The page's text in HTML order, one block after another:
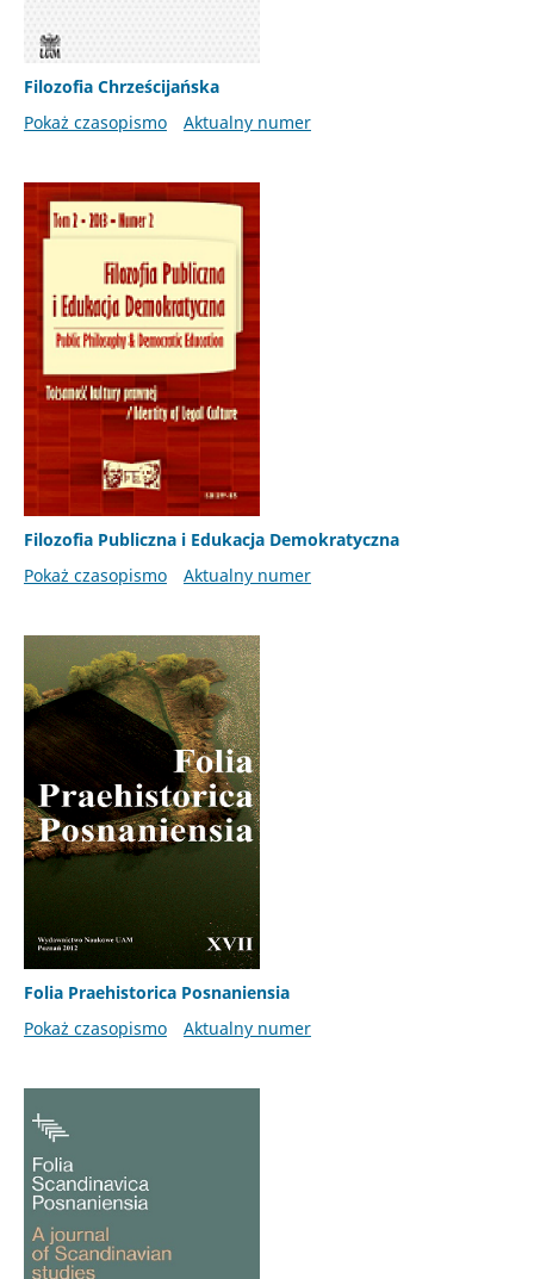
Filozofia Chrześcijańska
Pokaż czasopismo
Aktualny numer
Filozofia Publiczna i Edukacja Demokratyczna
Pokaż czasopismo
Aktualny numer
Folia Praehistorica Posnaniensia
Pokaż czasopismo
Aktualny numer